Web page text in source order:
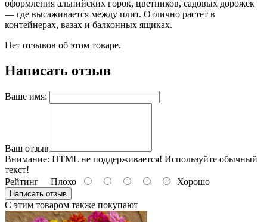
оформления альпийских горок, цветников, садовых дорожек
— где высаживается между плит. Отлично растет в
контейнерах, вазах и балконных ящиках.
Нет отзывов об этом товаре.
Написать отзыв
Ваше имя:
Ваш отзыв
Внимание: HTML не поддерживается! Используйте обычный
текст!
Рейтинг Плохо Хорошо
Написать отзыв
С этим товаром также покупают